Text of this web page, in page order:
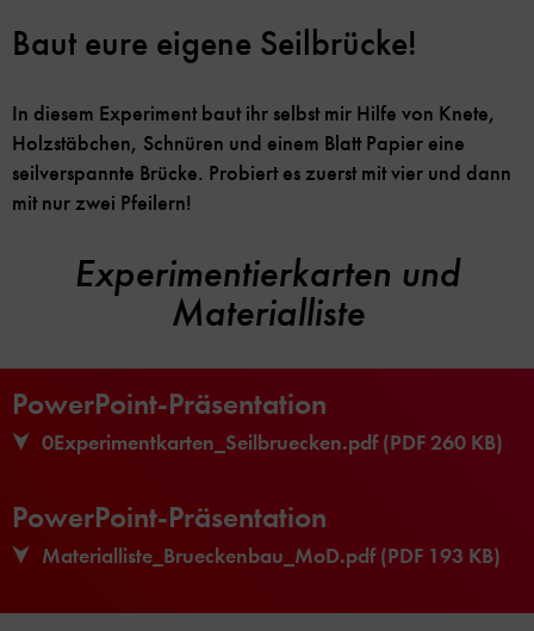
Baut eure eigene Seilbrücke!
In diesem Experiment baut ihr selbst mir Hilfe von Knete,
Holzstäbchen, Schnüren und einem Blatt Papier eine
seilverspannte Brücke. Probiert es zuerst mit vier und dann
mit nur zwei Pfeilern!
Experimentierkarten und
Materialliste
PowerPoint-Präsentation
0Experimentkarten_Seilbruecken.pdf (PDF 260 KB)
PowerPoint-Präsentation
Materialliste_Brueckenbau_MoD.pdf (PDF 193 KB)